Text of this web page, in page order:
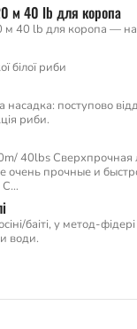
м 40 lb для коропа
40 lb для коропа —
білої риби
поступово
риби.
40lbs
очень прочные и
С…
баіті, у метод-
води.